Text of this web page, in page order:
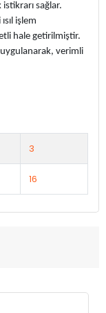
sağlar.
işlem
hale getirilmiştir.
verimli
3
16